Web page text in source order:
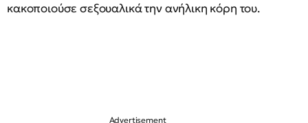
κακοποιούσε σεξουαλικά την ανήλικη κόρη του.